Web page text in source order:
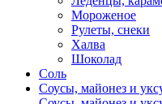
Мороженое
Рулеты, снеки
Халва
Шоколад
Соль
Соусы, майонез и